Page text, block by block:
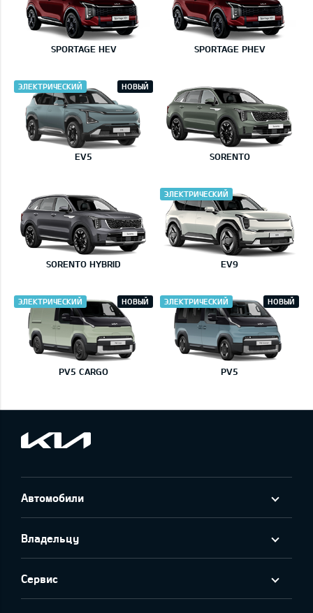
SPORTAGE HEV SPORTAGE PHEV
EV5
НОВЫЙ
ЭЛЕКТРИЧЕСКИЙ
SORENTO
SORENTO HYBRID EV9
ЭЛЕКТРИЧЕСКИЙ
PV5 CARGO
ЭЛЕКТРИЧЕСКИЙ НОВЫЙ
PV5
НОВЫЙ
ЭЛЕКТРИЧЕСКИЙ
Автомобили
Владельцу
Сервис